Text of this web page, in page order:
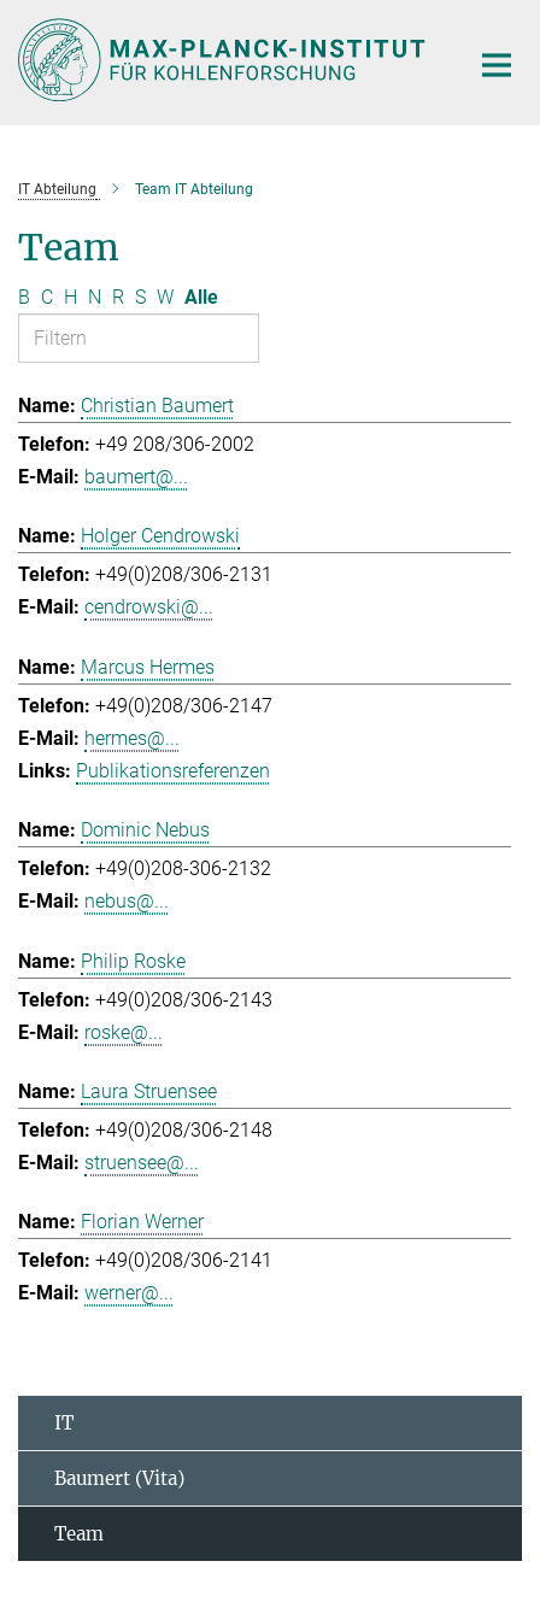
Hauptinhalt
IT Abteilung Team IT Abteilung
Team
B C H N R S W Alle
Christian Baumert
+49 208/306-2002
baumert@...
Holger Cendrowski
+49(0)208/306-2131
cendrowski@...
Marcus Hermes
+49(0)208/306-2147
hermes@...
Publikationsreferenzen
Dominic Nebus
+49(0)208-306-2132
nebus@...
Philip Roske
+49(0)208/306-2143
roske@...
Laura Struensee
+49(0)208/306-2148
struensee@...
Florian Werner
+49(0)208/306-2141
werner@...
IT
Baumert (Vita)
Team